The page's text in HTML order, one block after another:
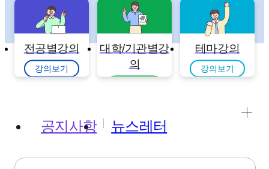
전공별강의
강의보기
대학/기관별강
의
테마강의
강의보기
공지사항 뉴스레터